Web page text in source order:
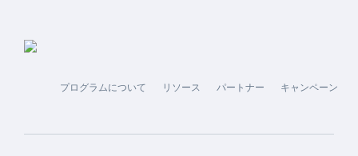
プログラムについて リソース パートナー キャンペーン